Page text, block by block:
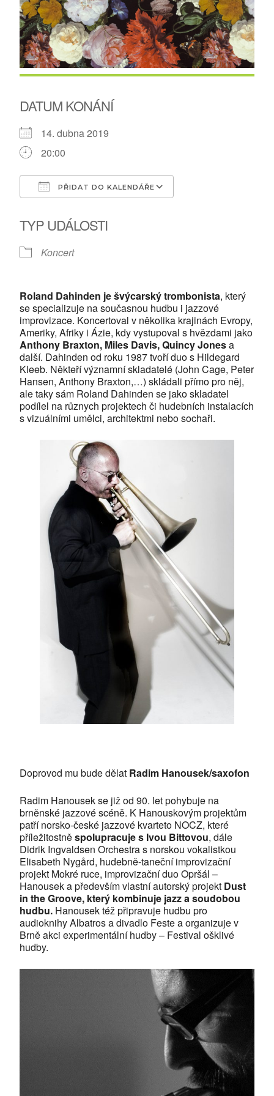
DATUM KONÁNÍ
14. dubna 2019
20:00
PŘIDAT DO KALENDÁŘE
TYP UDÁLOSTI
Koncert
Roland Dahinden je švýcarský trombonista, který
se specializuje na současnou hudbu i jazzové
improvizace. Koncertoval v několika krajinách Evropy,
Ameriky, Afriky i Ázie, kdy vystupoval s hvězdami jako
Anthony Braxton, Miles Davis, Quincy Jonesa
další. Dahinden od roku 1987 tvoří duo s Hildegard
Kleeb. Někteří významní skladatelé (John Cage, Peter
Hansen, Anthony Braxton,…) skládali přímo pro něj,
ale taky sám Roland Dahinden se jako skladatel
podílel na různych projektech či hudebních instalacích
s vizuálními umělci, architektmi nebo sochaři.
Doprovod mu bude dělat Radim Hanousek/saxofon
Radim Hanousek se již od 90. let pohybuje na
brněnské jazzové scéně. K Hanouskovým projektům
patří norsko-české jazzové kvarteto NOCZ, které
příležitostněspolupracuje s Ivou Bittovou, dále
Didrik Ingvaldsen Orchestra s norskou vokalistkou
Elisabeth Nygård, hudebně-taneční improvizační
projekt Mokré ruce, improvizační duo Opršál –
Hanousek a především vlastní autorský projekt Dust
in the Groove, který kombinuje jazz a soudobou
hudbu. Hanousek též připravuje hudbu pro
audioknihy Albatros a divadlo Feste a organizuje v
Brně akci experimentální hudby – Festival ošklivé
hudby.